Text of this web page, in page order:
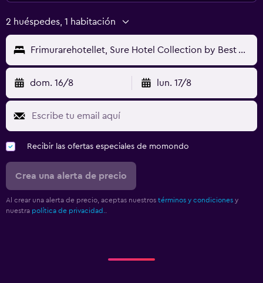
2 huéspedes, 1 habitación
Frimurarehotellet, Sure Hotel Collection by Best Western
dom. 16/8 lun. 17/8
Recibir las ofertas especiales de momondo
Crea una alerta de precio
Al crear una alerta de precio, aceptas nuestros términos y condiciones y
nuestra política de privacidad.